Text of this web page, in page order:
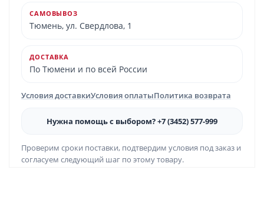
САМОВЫВОЗ
Тюмень, ул. Свердлова, 1
ДОСТАВКА
По Тюмени и по всей России
Условия доставкиУсловия оплатыПолитика возврата
Нужна помощь с выбором? +7 (3452) 577-999
Проверим сроки поставки, подтвердим условия под заказ и
согласуем следующий шаг по этому товару.